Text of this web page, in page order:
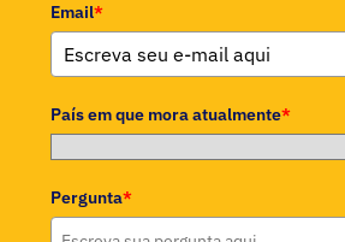
Email*
País em que mora atualmente*
Pergunta*